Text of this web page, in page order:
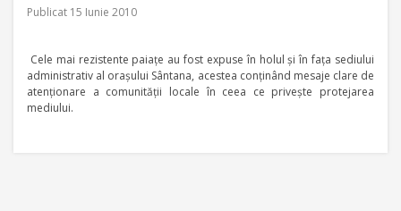
Publicat 15 Iunie 2010
Cele mai rezistente paiaţe au fost expuse în holul şi în faţa sediului
administrativ al oraşului Sântana, acestea conţinând mesaje clare de
atenţionare a comunităţii locale în ceea ce priveşte protejarea
mediului.